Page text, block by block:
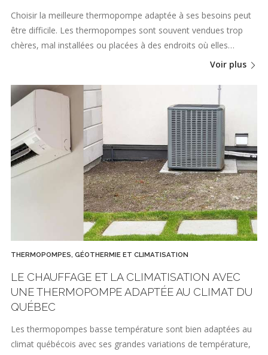
Choisir la meilleure thermopompe adaptée à ses besoins peut
être difficile. Les thermopompes sont souvent vendues trop
chères, mal installées ou placées à des endroits où elles…
Voir plus
THERMOPOMPES, GÉOTHERMIE ET CLIMATISATION
LE CHAUFFAGE ET LA CLIMATISATION AVEC
UNE THERMOPOMPE ADAPTÉE AU CLIMAT DU
QUÉBEC
Les thermopompes basse température sont bien adaptées au
climat québécois avec ses grandes variations de température,